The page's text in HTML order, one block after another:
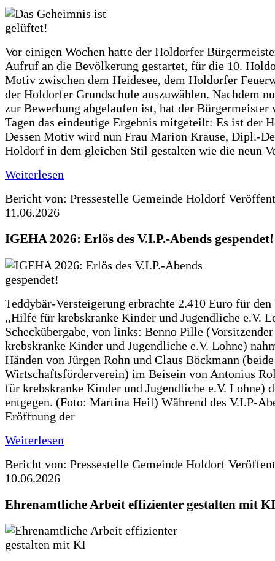
Vor einigen Wochen hatte der Holdorfer
Aufruf an die Bevölkerung gestartet, für die 10.
Motiv zwischen dem Heidesee, dem Holdorfer
der Holdorfer Grundschule auszuwählen. Nachdem
zur Bewerbung abgelaufen ist, hat der Bürgermeister
Tagen das eindeutige Ergebnis mitgeteilt: Es ist der
Dessen Motiv wird nun Frau Marion Krause, Dipl.-
Holdorf in dem gleichen Stil gestalten wie die neun
Weiterlesen
Bericht von: Pressestelle Gemeinde Holdorf
11.06.2026
IGEHA 2026: Erlös des V.I.P.-Abends gespendet!
Teddybär-Versteigerung erbrachte 2.410 Euro für den
,,Hilfe für krebskranke Kinder und Jugendliche e.V.
Scheckübergabe, von links: Benno Pille
krebskranke Kinder und Jugendliche e.V. Lohne)
Händen von Jürgen Rohn und Claus Böckmann
Wirtschaftsförderverein) im Beisein von Antonius
für krebskranke Kinder und Jugendliche e.V. Lohne)
entgegen. (Foto: Martina Heil) Während des V.I.P-
Eröffnung der
Weiterlesen
Bericht von: Pressestelle Gemeinde Holdorf
10.06.2026
Ehrenamtliche Arbeit effizienter gestalten mit KI